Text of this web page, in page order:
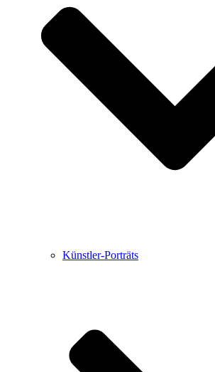
Buchbesprechungen von
Haralds Streifzüge
Hörtipps von Harald
Kunstausflüge mit Sigrid Balke
Marc Peschke – Out of The Länd
Buchtipps von Uli Rothfuss
Künstler-Porträts